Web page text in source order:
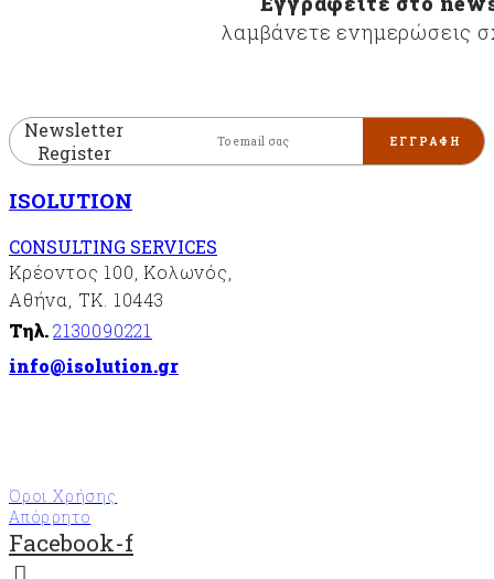
περιβαλλοντικής
διαχείρισης
διαχείρισης
της
υγείας
λαμβάνετε ενημερώσεις
Newsletter
Register
ISOLUTION
CONSULTING SERVICES
Κρέοντος 100, Κολωνός,
Αθήνα, ΤΚ. 10443
Τηλ.2130090221
info@isolution.gr
Όροι Χρήσης
Απόρρητο
Facebook-f